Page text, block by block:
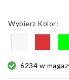
Kolor
6234 w